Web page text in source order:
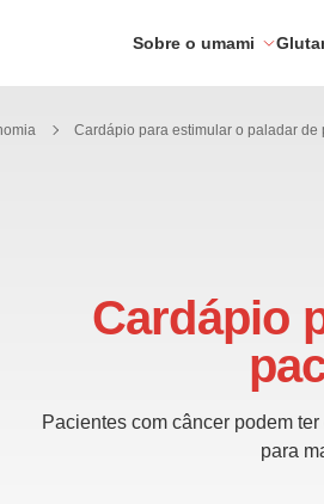
Sobre o umami
Cardápio
Pacientes com câncer podem
para